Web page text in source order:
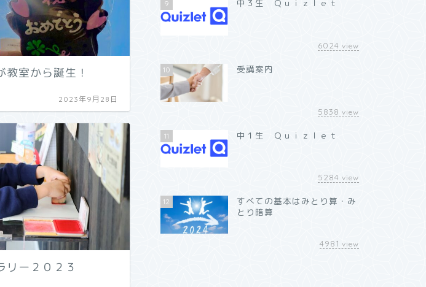
教室から誕生！
2023年9月28日
リー２０２３
9 中３生 Ｑｕｉｚｌｅｔ
6024 view
10 受講案内
5838 view
11 中１生 Ｑｕｉｚｌｅｔ
5284 view
12
すべての基本はみとり算・み
とり暗算
4981 view